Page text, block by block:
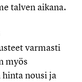
talven aikana.
varmasti
myös
nousi ja